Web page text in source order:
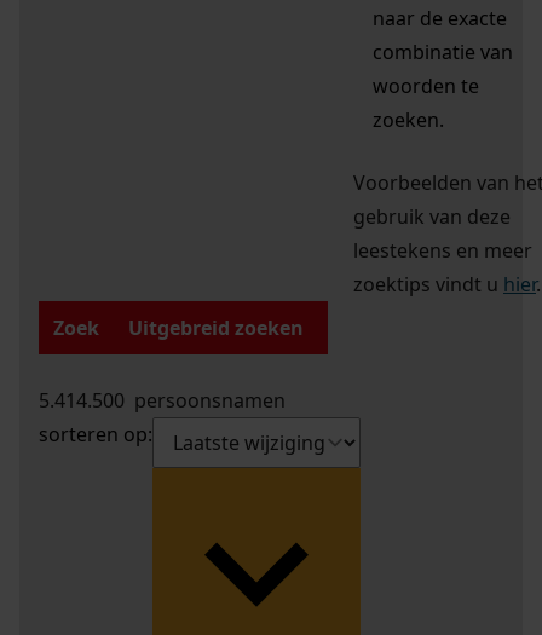
naar de exacte
combinatie van
woorden te
zoeken.
Voorbeelden van
gebruik van deze
leestekens en meer
zoektips vindt u hier.
Zoek
Uitgebreid zoeken
5.414.500 persoonsnamen
sorteren op: